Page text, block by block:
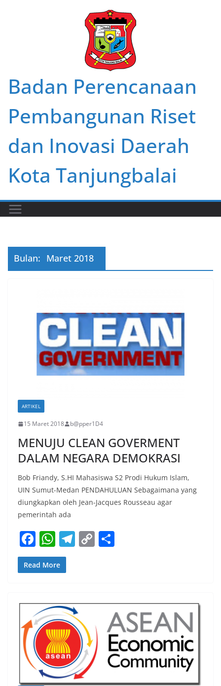
Badan Perencanaan
Pembangunan Riset
dan Inovasi Daerah
Kota Tanjungbalai
Bulan: Maret 2018
ARTIKEL
15 Maret 2018 b@pper1D4
MENUJU CLEAN GOVERMENT
DALAM NEGARA DEMOKRASI
Bob Friandy, S.HI Mahasiswa S2 Prodi Hukum Islam,
UIN Sumut-Medan PENDAHULUAN Sebagaimana yang
diungkapkan oleh Jean-Jacques Rousseau agar
pemerintah ada
F
a
c
b
o
o
k
W
h
at
A
p
p
T
a
m
C
Li
k
Read More